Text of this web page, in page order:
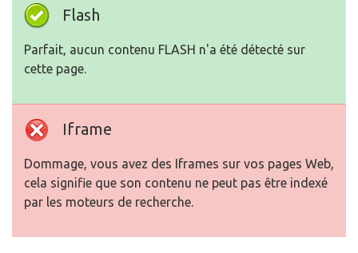
Flash
Parfait, aucun contenu FLASH n'a été détecté sur
cette page.
Iframe
Dommage, vous avez des Iframes sur vos pages Web,
cela signifie que son contenu ne peut pas être indexé
par les moteurs de recherche.